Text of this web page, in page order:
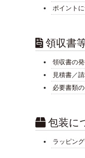
ポイント
領収書
領収書の
見積書／
必要書類
包装に
ラッピン